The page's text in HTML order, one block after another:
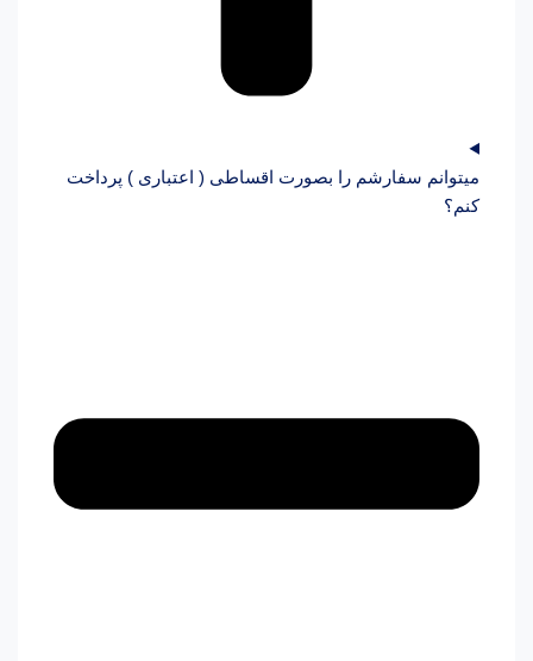
میتوانم سفارشم را بصورت اقساطی ( اعتباری ) پرداخت
کنم؟